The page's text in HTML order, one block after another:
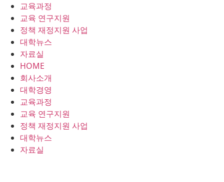
교육과정
교육 연구지원
정책 재정지원 사업
대학뉴스
자료실
HOME
회사소개
대학경영
교육과정
교육 연구지원
정책 재정지원 사업
대학뉴스
자료실